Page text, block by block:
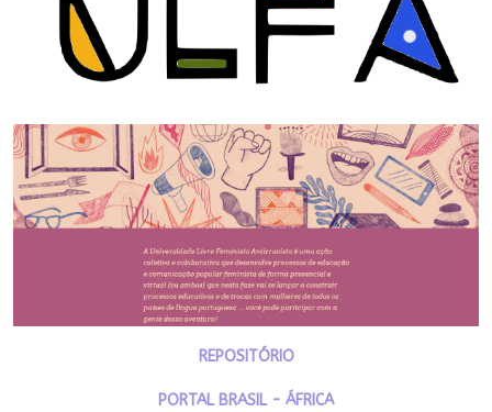
REPOSITÓRIO
PORTAL BRASIL - ÁFRICA